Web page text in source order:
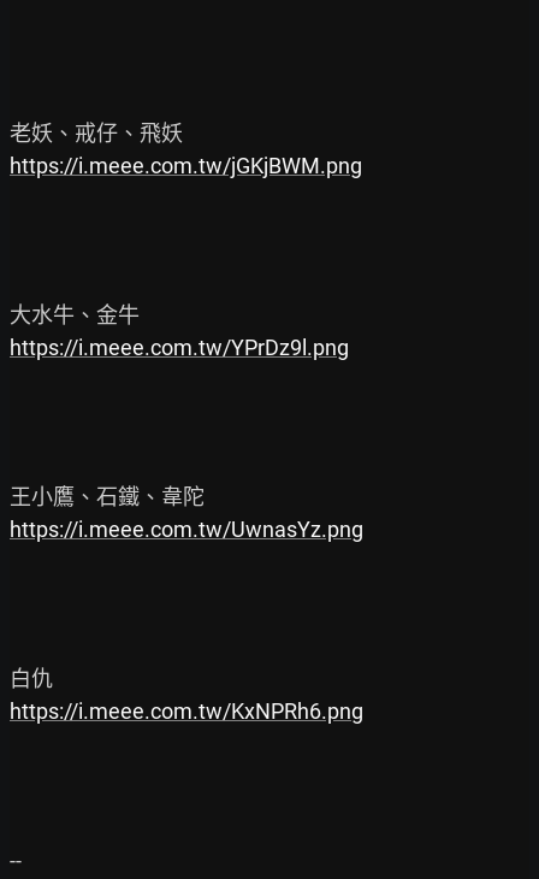
https://i.meee.com.tw/jGKjBWM.png
https://i.meee.com.tw/YPrDz9l.png
https://i.meee.com.tw/UwnasYz.png
https://i.meee.com.tw/KxNPRh6.png